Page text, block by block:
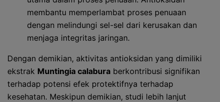
membantu memperlambat proses penuaan
dengan melindungi sel-sel dari kerusakan dan
menjaga integritas jaringan.
Dengan demikian, aktivitas antioksidan yang dimiliki
ekstrak Muntingia calabura berkontribusi signifikan
terhadap potensi efek protektifnya terhadap
kesehatan. Meskipun demikian, studi lebih lanjut